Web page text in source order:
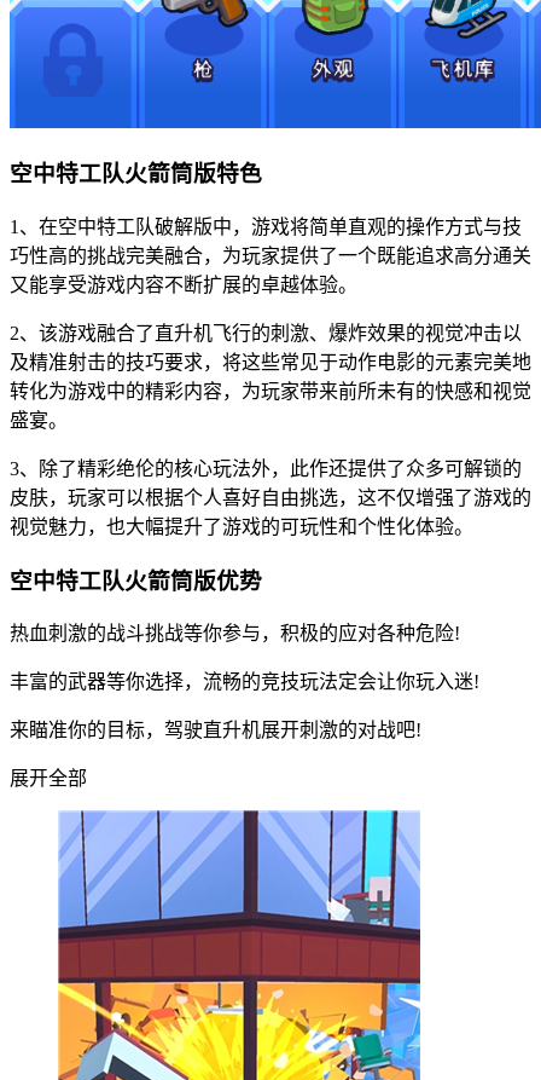
空中特工队火箭筒版特色
1、在空中特工队破解版中，游戏将简单直观的操作方式与技
巧性高的挑战完美融合，为玩家提供了一个既能追求高分通关
又能享受游戏内容不断扩展的卓越体验。
2、该游戏融合了直升机飞行的刺激、爆炸效果的视觉冲击以
及精准射击的技巧要求，将这些常见于动作电影的元素完美地
转化为游戏中的精彩内容，为玩家带来前所未有的快感和视觉
盛宴。
3、除了精彩绝伦的核心玩法外，此作还提供了众多可解锁的
皮肤，玩家可以根据个人喜好自由挑选，这不仅增强了游戏的
视觉魅力，也大幅提升了游戏的可玩性和个性化体验。
空中特工队火箭筒版优势
热血刺激的战斗挑战等你参与，积极的应对各种危险!
丰富的武器等你选择，流畅的竞技玩法定会让你玩入迷!
来瞄准你的目标，驾驶直升机展开刺激的对战吧!
展开全部